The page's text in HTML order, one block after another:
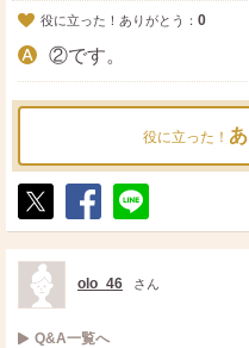
役に立った！ありがとう： 0
②です。
役に立った！
ポ
ス
ト
シ
ェ
送
る
olo_46 さん
Q&A一覧へ